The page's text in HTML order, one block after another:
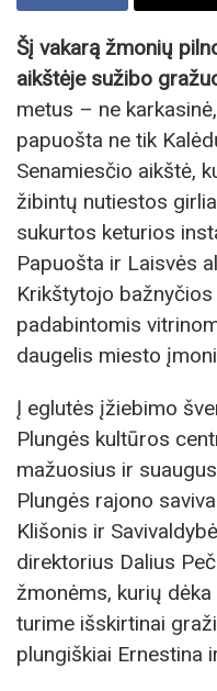
Šį vakarą žmonių
aikštėje sužibo
metus – ne
papuošta ne tik
Senamiesčio aikštė,
žibintų nutiestos
sukurtos keturios
Papuošta ir Laisvės
Krikštytojo
padabintomis
daugelis miesto
Į eglutės įžiebimo
Plungės kultūros
mažuosius ir
Plungės rajono
Klišonis ir
direktorius Dalius
žmonėms, kurių
turime išskirtinai
plungiškiai Ernestina